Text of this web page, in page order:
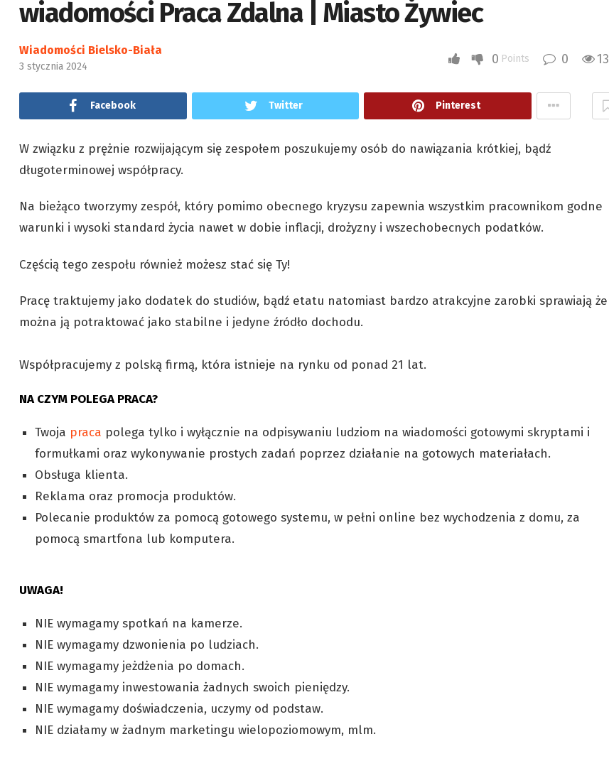
wiadomości Praca Zdalna | Miasto Żywiec
Wiadomości Bielsko-Biała
3 stycznia 2024 0 Points 0 13
Facebook Twitter Pinterest
W związku z prężnie rozwijającym się zespołem poszukujemy osób do nawiązania krótkiej, bądź
długoterminowej współpracy.
Na bieżąco tworzymy zespół, który pomimo obecnego kryzysu zapewnia wszystkim pracownikom godne
warunki i wysoki standard życia nawet w dobie inflacji, drożyzny i wszechobecnych podatków.
Częścią tego zespołu również możesz stać się Ty!
Pracę traktujemy jako dodatek do studiów, bądź etatu natomiast bardzo atrakcyjne zarobki sprawiają że
można ją potraktować jako stabilne i jedyne źródło dochodu.
Współpracujemy z polską firmą, która istnieje na rynku od ponad 21 lat.
NA CZYM POLEGA PRACA?
Twoja praca polega tylko i wyłącznie na odpisywaniu ludziom na wiadomości gotowymi skryptami i
formułkami oraz wykonywanie prostych zadań poprzez działanie na gotowych materiałach.
Obsługa klienta.
Reklama oraz promocja produktów.
Polecanie produktów za pomocą gotowego systemu, w pełni online bez wychodzenia z domu, za
pomocą smartfona lub komputera.
UWAGA!
NIE wymagamy spotkań na kamerze.
NIE wymagamy dzwonienia po ludziach.
NIE wymagamy jeżdżenia po domach.
NIE wymagamy inwestowania żadnych swoich pieniędzy.
NIE wymagamy doświadczenia, uczymy od podstaw.
NIE działamy w żadnym marketingu wielopoziomowym, mlm.